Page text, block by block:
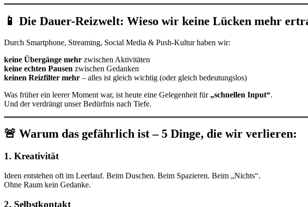
📱 Die Dauer-Reizwelt: Wieso wir keine Lücken mehr
Durch Smartphone, Streaming, Social Media & Push-Kultur haben wir:
keine Übergänge mehr zwischen Aktivitäten
keine echten Pausen zwischen Gedanken
keinen Reizfilter mehr – alles ist gleich wichtig (oder gleich bedeutungslos)
Was früher ein leerer Moment war, ist heute eine Gelegenheit für „schnellen Input“.
Und der verdrängt unser Bedürfnis nach Tiefe.
🚨 Warum das gefährlich ist – 5 Dinge, die wir verlieren:
1. Kreativität
Ideen entstehen oft im Leerlauf. Beim Duschen. Beim Spazieren. Beim „Nichts“.
Ohne Raum kein Gedanke.
2. Selbstkontakt